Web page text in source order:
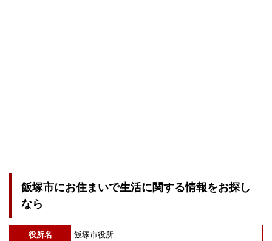
飯塚市にお住まいで生活に関する情報をお探し
なら
役所名 飯塚市役所